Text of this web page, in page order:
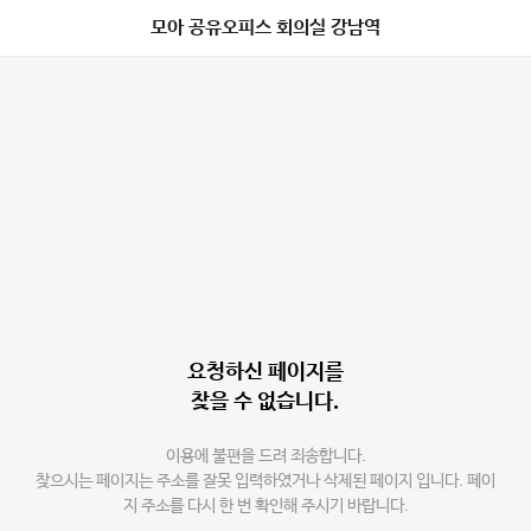
모아 공유오피스 회의실 강남역
요청하신 페이지를
찾을 수 없습니다.
이용에 불편을 드려 죄송합니다.
찾으시는 페이지는 주소를 잘못 입력하였거나 삭제된 페이지 입니다. 페이
지 주소를 다시 한 번 확인해 주시기 바랍니다.